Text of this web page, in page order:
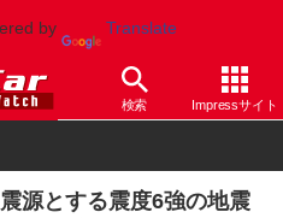
by Translate
検索 Impressサイト
他
源とする震度6強の地震